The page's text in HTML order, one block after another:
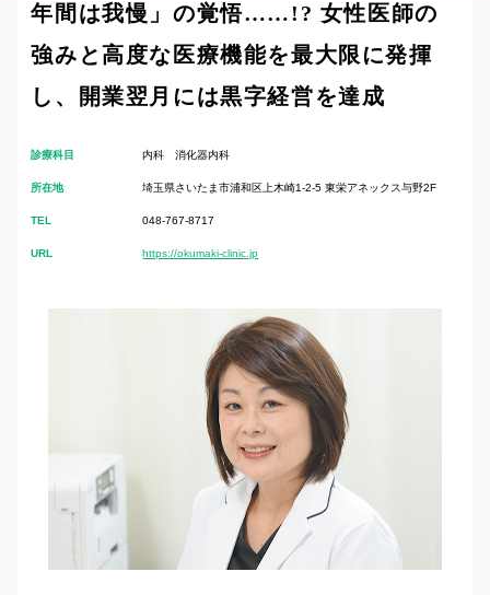
年間は我慢」の覚悟……!? 女性医師の
強みと高度な医療機能を最大限に発揮
し、開業翌月には黒字経営を達成
診療科目 内科 消化器内科
所在地 埼玉県さいたま市浦和区上木崎1-2-5 東栄アネックス与野2F
TEL 048-767-8717
URL https://okumaki-clinic.jp